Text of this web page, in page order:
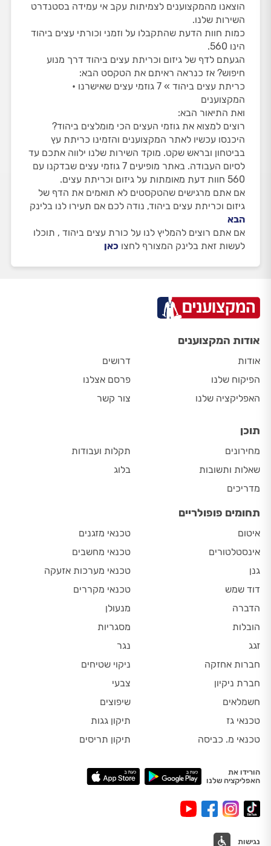
הוצאנו מהמקצוענים לצמיתות עקב אי עמידה בסטנדרט
השירות שלנו.
כמות חוות הדעת שהתקבלו על וזמני וכורתי עצים ביהוד
הינו 560.
הגעתם לדף של גיזום וכריתת עצים ביהוד דרך מנוע
חיפוש? אז כנראה ראיתם את הטקסט הבא:
כריתת עצים ביהוד » 7 גוזמי עצים שאישרנו •
המקצוענים
ואת התיאור הבא:
רוצים למצוא את גוזמי העצים הכי מומלצים ביהוד?
היכנסו עכשיו לאתר המקצוענים והזמינו כריתת עץ
בביטחון ובראש שקט. מוקד השירות שלנו ילווה אתכם עד
לסיום העבודה. באתר מופיעים 7 גוזמי עצים שבדקנו עם
560 חוות דעת מאומתות על גיזום וכריתת עצים.
אם אתם מרגישים שהטקסטים לא תואמים את הדף של
גיזום וכריתת עצים ביהוד, נודה לכם אם תעירו לנו בלינק
הבא
אם אתם רוצים להמליץ לנו על כורת עצים ביהוד , תוכלו
לעשות זאת בלינק המצורף לחצו כאן
אודות המקצוענים
אודות
הפיקוח שלנו
האפליקציה שלנו
דרושים
פרסם אצלנו
צור קשר
תוכן
מחירונים
שאלות ותשובות
מדריכים
תקלות ועבודות
בלוג
תחומים פופולריים
איטום
אינסטלטורים
גנן
דוד שמש
הדברה
הובלות
זגג
חברות אחזקה
חברת ניקיון
חשמלאים
טכנאי גז
טכנאי מ. כביסה
טכנאי מזגנים
טכנאי מחשבים
טכנאי מערכות אזעקה
טכנאי מקררים
מנעולן
מסגריות
נגר
ניקוי שטיחים
צבעי
שיפוצים
תיקון גגות
תיקון תריסים
הורידו את
האפליקציה שלנו
נגישות